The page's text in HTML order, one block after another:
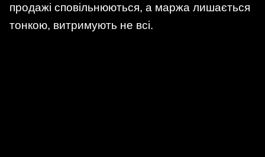
продажі сповільнюються, а маржа лишається
тонкою, витримують не всі.